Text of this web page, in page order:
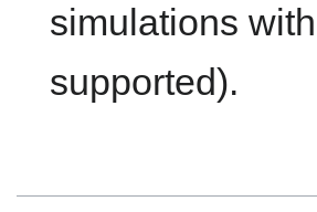
simulations
supported).